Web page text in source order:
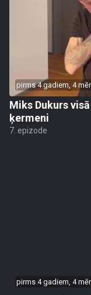
pirms 4 gadiem, 4
Miks Dukurs
ķermeni
7. epizode
pirms 4 gadiem, 4